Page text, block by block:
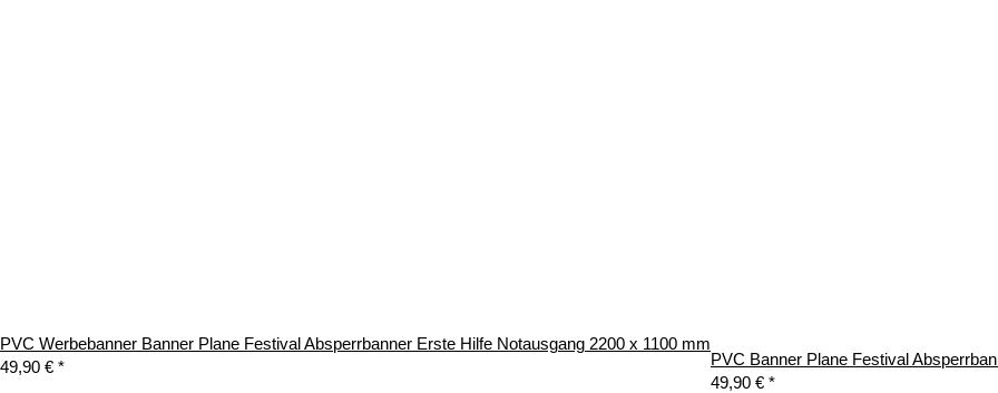
PVC Werbebanner Banner Plane Festival Absperrbanner Erste Hilfe Notausgang 2200 x 1100 mm
49,90 € *
PVC Banner Plane Festival
49,90 € *